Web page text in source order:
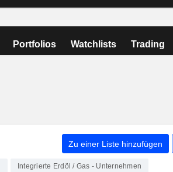
Portfolios Watchlists Trading
Zu einer Liste hinzufügen
Integrierte Erdöl / Gas - Unternehmen